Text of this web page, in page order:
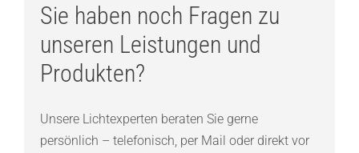
Sie haben noch Fragen zu
unseren Leistungen und
Produkten?
Unsere Lichtexperten beraten Sie gerne
persönlich – telefonisch, per Mail oder direkt vor